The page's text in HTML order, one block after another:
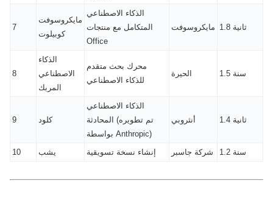
7
مايكروسوفت
كوبيلوت
الذكاء الاصطناعي
المتكامل مع منتجات
Office
مايكروسوفت 1.8 ثانية
8
الذكاء
الاصطناعي
المربك
محرك بحث متقدم
للذكاء الاصطناعي
الحيرة 1.5 سنة
9 كلود
الذكاء الاصطناعي
المحادثة (تم تطويره
بواسطة Anthropic)
أنثروبي 1.4 ثانية
10 يشب إنشاء نسخة تسويقية شركة جاسبر 1.2 سنة